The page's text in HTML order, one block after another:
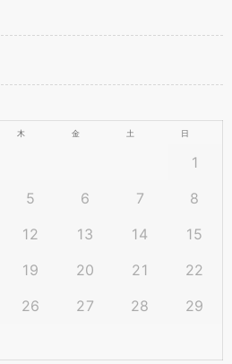
木 金 土 日
1
5 6 7
8
12 13 14
15
19 20 21
22
26 27 28
29